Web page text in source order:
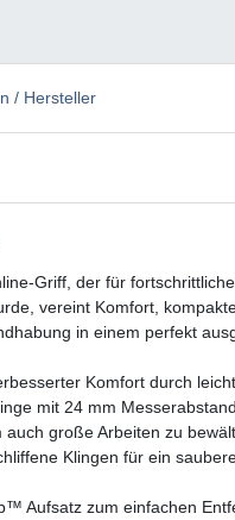
/ Hersteller
Griff, der für
vereint Komfort,
in einem perfekt
Komfort durch
mit 24 mm
auch große Arbeiten zu
Klingen für ein
Aufsatz zum einfachen